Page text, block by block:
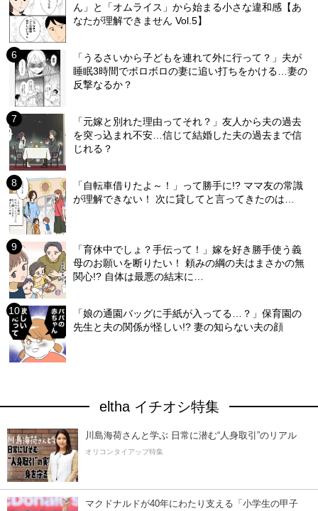
ん」と「オムライス」から始まる小さな違和感【あ
なたが理解できません Vol.5】
「うるさいから子どもを連れて外に行って？」夫が
睡眠3時間でボロボロの妻に追い打ちをかける…妻の
反撃なるか？
「元嫁と別れた理由ってそれ？」友人から夫の過去
を突っ込まれ不安…信じて結婚した夫の過去まで信
じれる？
「自転車借りたよ～！」って勝手に!? ママ友の常識
が理解できない！ 次に貸してと言ってきたのは…
「育休中でしょ？手伝って！」嫁を好き勝手使う義
母のお願いを断りたい！ 頼みの綱の夫はまさかの無
関心!? 自体は最悪の結末に…
「娘の通園バッグに手紙が入ってる…？」保育園の
先生と夫の関係が怪しい!? 妻の知らない夫の顔
eltha イチオシ特集
川島海荷さんと学ぶ 日常に潜む“人身取引”のリアル
オリコンタイアップ特集
マクドナルドが40年にわたり支える「小学生の甲子